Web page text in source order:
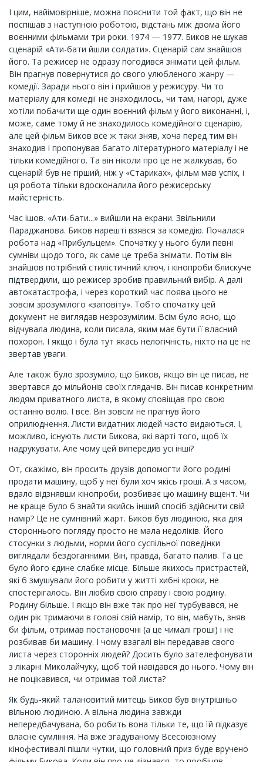
І цим, найімовірніше, можна пояснити той факт, що він не
поспішав з наступною роботою, відстань між двома його
воєнними фільмами три роки. 1974 — 1977. Биков не шукав
сценарій «Ати-бати йшли солдати». Сценарій сам знайшов
його. Та режисер не одразу погодився знімати цей фільм.
Він прагнув повернутися до свого улюбленого жанру —
комедії. Заради нього він і прийшов у режисуру. Чи то
матеріалу для комедії не знаходилось, чи там, нагорі, дуже
хотіли побачити ще один воєнний фільм у його виконанні, і,
може, саме тому й не знаходилось комедійного сценарію,
але цей фільм Биков все ж таки зняв, хоча перед тим він
знаходив і пропонував багато літературного матеріалу і не
тільки комедійного. Та він ніколи про це не жалкував, бо
сценарій був не гірший, ніж у «Стариках», фільм мав успіх, і
ця робота тільки вдосконалила його режисерську
майстерність.
Час ішов. «Ати-бати...» вийшли на екрани. Звільнили
Параджанова. Биков нарешті взявся за комедію. Почалася
робота над «Прибульцем». Спочатку у нього були певні
сумніви щодо того, як саме це треба знімати. Потім він
знайшов потрібний стилістичний ключ, і кінопроби блискуче
підтвердили, що режисер зробив правильний вибір. А далі
автокатастрофа, і через короткий час поява цього не
зовсім зрозумілого «заповіту». Тобто спочатку цей
документ не виглядав незрозумілим. Всім було ясно, що
відчувала людина, коли писала, яким має бути її власний
похорон. І якщо і була тут якась нелогічність, ніхто на це не
звертав уваги.
Але також було зрозуміло, що Биков, якщо він це писав, не
звертався до мільйонів своїх глядачів. Він писав конкретним
людям приватного листа, в якому сповіщав про свою
останню волю. І все. Він зовсім не прагнув його
оприлюднення. Листи видатних людей часто видаються. І,
можливо, існують листи Бикова, які варті того, щоб їх
надрукувати. Але чому цей випередив усі інші?
От, скажімо, він просить друзів допомогти його родині
продати машину, щоб у неї були хоч якісь гроші. А з часом,
вдало відзнявши кінопроби, розбиває цю машину вщент. Чи
не краще було б знайти якийсь інший спосіб здійснити свій
намір? Це не сумнівний жарт. Биков був людиною, яка для
стороннього погляду просто не мала недоліків. Його
стосунки з людьми, норми його суспільної поведінки
виглядали бездоганними. Він, правда, багато палив. Та це
було його єдине слабке місце. Більше якихось пристрастей,
які б змушували його робити у житті хибні кроки, не
спостерігалось. Він любив свою справу і свою родину.
Родину більше. І якщо він вже так про неї турбувався, не
один рік тримаючи в голові свій намір, то він, мабуть, зняв
би фільм, отримав постановочні (а це чималі гроші) і не
розбивав би машину. І чому взагалі він передавав свого
листа через сторонніх людей? Досить було зателефонувати
з лікарні Миколайчуку, щоб той навідався до нього. Чому він
не поцікавився, чи отримав той листа?
Як будь-який талановитий митець Биков був внутрішньо
вільною людиною. А вільна людина завжди
непередбачувана, бо робить вона тільки те, що їй підказує
власне сумління. На вже згадуваному Всесоюзному
кінофестивалі пішли чутки, що головний приз буде вручено